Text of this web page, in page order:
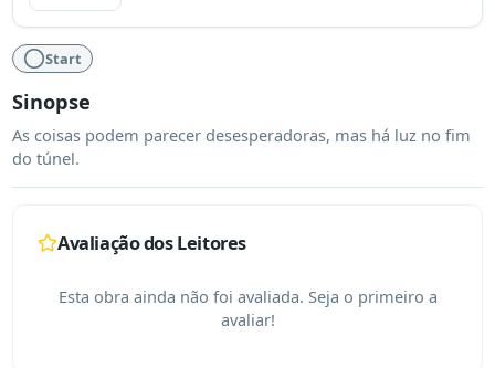
Start
Sinopse
As coisas podem parecer desesperadoras, mas há luz no fim
do túnel.
Avaliação dos Leitores
Esta obra ainda não foi avaliada. Seja o primeiro a
avaliar!